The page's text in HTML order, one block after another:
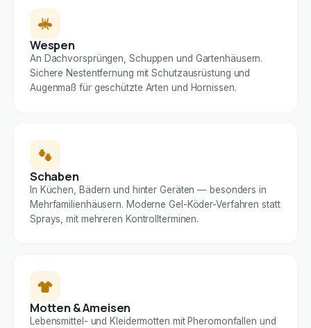
Wespen
An Dachvorsprüngen, Schuppen und Gartenhäusern.
Sichere Nestentfernung mit Schutzausrüstung und
Augenmaß für geschützte Arten und Hornissen.
Schaben
In Küchen, Bädern und hinter Geräten — besonders in
Mehrfamilienhäusern. Moderne Gel-Köder-Verfahren statt
Sprays, mit mehreren Kontrollterminen.
Motten & Ameisen
Lebensmittel- und Kleidermotten mit Pheromonfallen und